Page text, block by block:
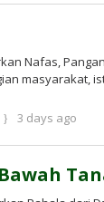
Nafas,
masyarakat,
3 days ago